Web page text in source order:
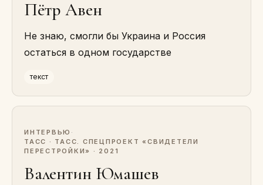
Пётр Авен
Не знаю, смогли бы Украина и Россия
остаться в одном государстве
текст
ИНТЕРВЬЮ ·
ТАСС · ТАСС. СПЕЦПРОЕКТ «СВИДЕТЕЛИ
ПЕРЕСТРОЙКИ» · 2021
Валентин Юмашев